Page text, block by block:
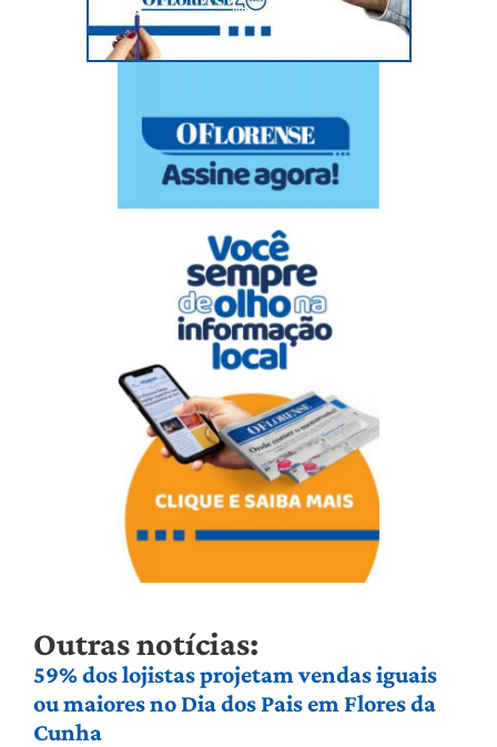
Outras notícias:
59% dos lojistas projetam vendas iguais
ou maiores no Dia dos Pais em Flores da
Cunha